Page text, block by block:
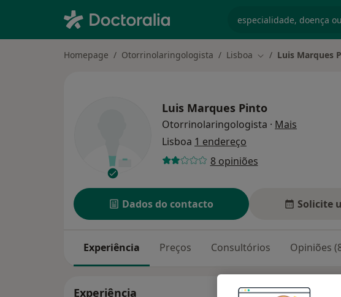
Homepage Otorrinolaringologista Lisboa Mudar de cidade
Luis Marques
Luis Marques Pinto
Otorrinolaringologista · Mais
Lisboa 1 endereço
8 opiniões
Dados do contacto Solicite
Experiência Preços Consultórios Opiniões
Experiência